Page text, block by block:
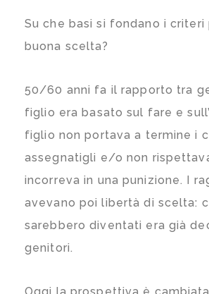
Su che basi si fondano i criteri
buona scelta?
50/60 anni fa il rapporto tra
figlio era basato sul fare e
figlio non portava a termine i
assegnatigli e/o non
incorreva in una punizione. I
avevano poi libertà di scelta:
sarebbero diventati era già
genitori.
Oggi la prospettiva è